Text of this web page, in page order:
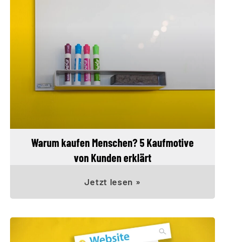
Warum kaufen Menschen? 5 Kaufmotive
von Kunden erklärt
Jetzt lesen »